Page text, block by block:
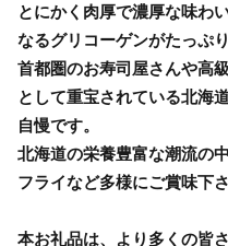
とにかく肉厚で濃厚な味わ
なるグリコーゲンがたっぷ
首都圏のお寿司屋さんや高
として重宝されている北海
自慢です。
北海道の栄養豊富な潮流の
フライなど多様にご賞味下さ
本お礼品は、より多くの皆